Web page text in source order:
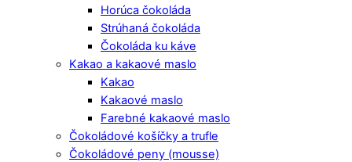
Horúca čokoláda
Strúhaná čokoláda
Čokoláda ku káve
Kakao a kakaové maslo
Kakao
Kakaové maslo
Farebné kakaové maslo
Čokoládové košíčky a trufle
Čokoládové peny (mousse)